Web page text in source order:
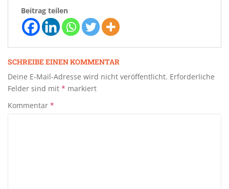
Beitrag teilen
SCHREIBE EINEN KOMMENTAR
Deine E-Mail-Adresse wird nicht veröffentlicht. Erforderliche
Felder sind mit * markiert
Kommentar *